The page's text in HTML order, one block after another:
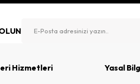
Hizmetleri Yasal